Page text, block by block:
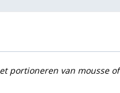
portioneren van mousse of